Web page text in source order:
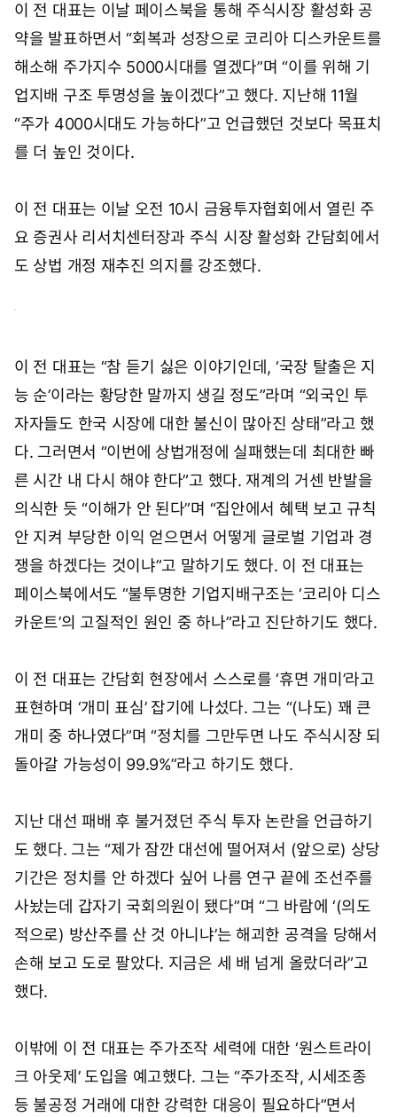
이 전 대표는 이날 페이스북을 통해 주식시장 활성화 공
약을 발표하면서 “회복과 성장으로 코리아 디스카운트를
해소해 주가지수 5000시대를 열겠다”며 “이를 위해 기
업지배 구조 투명성을 높이겠다”고 했다. 지난해 11월
“주가 4000시대도 가능하다”고 언급했던 것보다 목표치
를 더 높인 것이다.
이 전 대표는 이날 오전 10시 금융투자협회에서 열린 주
요 증권사 리서치센터장과 주식 시장 활성화 간담회에서
도 상법 개정 재추진 의지를 강조했다.
이 전 대표는 “참 듣기 싫은 이야기인데, ‘국장 탈출은 지
능 순’이라는 황당한 말까지 생길 정도”라며 “외국인 투
자자들도 한국 시장에 대한 불신이 많아진 상태”라고 했
다. 그러면서 “이번에 상법개정에 실패했는데 최대한 빠
른 시간 내 다시 해야 한다”고 했다. 재계의 거센 반발을
의식한 듯 “이해가 안 된다”며 “집안에서 혜택 보고 규칙
안 지켜 부당한 이익 얻으면서 어떻게 글로벌 기업과 경
쟁을 하겠다는 것이냐”고 말하기도 했다. 이 전 대표는
페이스북에서도 “불투명한 기업지배구조는 ‘코리아 디스
카운트’의 고질적인 원인 중 하나”라고 진단하기도 했다.
이 전 대표는 간담회 현장에서 스스로를 ‘휴면 개미’라고
표현하며 ‘개미 표심’ 잡기에 나섰다. 그는 “(나도) 꽤 큰
개미 중 하나였다”며 “정치를 그만두면 나도 주식시장 되
돌아갈 가능성이 99.9%”라고 하기도 했다.
지난 대선 패배 후 불거졌던 주식 투자 논란을 언급하기
도 했다. 그는 “제가 잠깐 대선에 떨어져서 (앞으로) 상당
기간은 정치를 안 하겠다 싶어 나름 연구 끝에 조선주를
사놨는데 갑자기 국회의원이 됐다”며 “그 바람에 ‘(의도
적으로) 방산주를 산 것 아니냐’는 해괴한 공격을 당해서
손해 보고 도로 팔았다. 지금은 세 배 넘게 올랐더라”고
했다.
이밖에 이 전 대표는 주가조작 세력에 대한 ‘원스트라이
크 아웃제’ 도입을 예고했다. 그는 “주가조작, 시세조종
등 불공정 거래에 대한 강력한 대응이 필요하다”면서